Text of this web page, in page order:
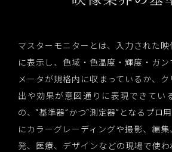
マスターモニターとは、入力された
に表示し、色域・色温度・輝度・ガ
メータが規格内に収まっているか、
出や効果が意図通りに表現できてい
の、“基準器”かつ“測定器”となるプロ
にカラーグレーディングや撮影、編
発、医療、デザインなどの現場で使